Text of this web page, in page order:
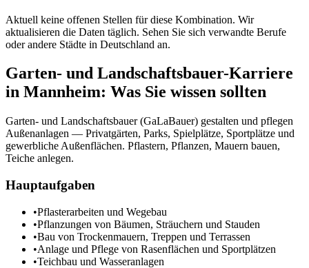
Aktuell keine offenen Stellen für diese Kombination. Wir
aktualisieren die Daten täglich. Sehen Sie sich verwandte Berufe
oder andere Städte in Deutschland an.
Garten- und Landschaftsbauer-Karriere
in Mannheim: Was Sie wissen sollten
Garten- und Landschaftsbauer (GaLaBauer) gestalten und pflegen
Außenanlagen — Privatgärten, Parks, Spielplätze, Sportplätze und
gewerbliche Außenflächen. Pflastern, Pflanzen, Mauern bauen,
Teiche anlegen.
Hauptaufgaben
•Pflasterarbeiten und Wegebau
•Pflanzungen von Bäumen, Sträuchern und Stauden
•Bau von Trockenmauern, Treppen und Terrassen
•Anlage und Pflege von Rasenflächen und Sportplätzen
•Teichbau und Wasseranlagen